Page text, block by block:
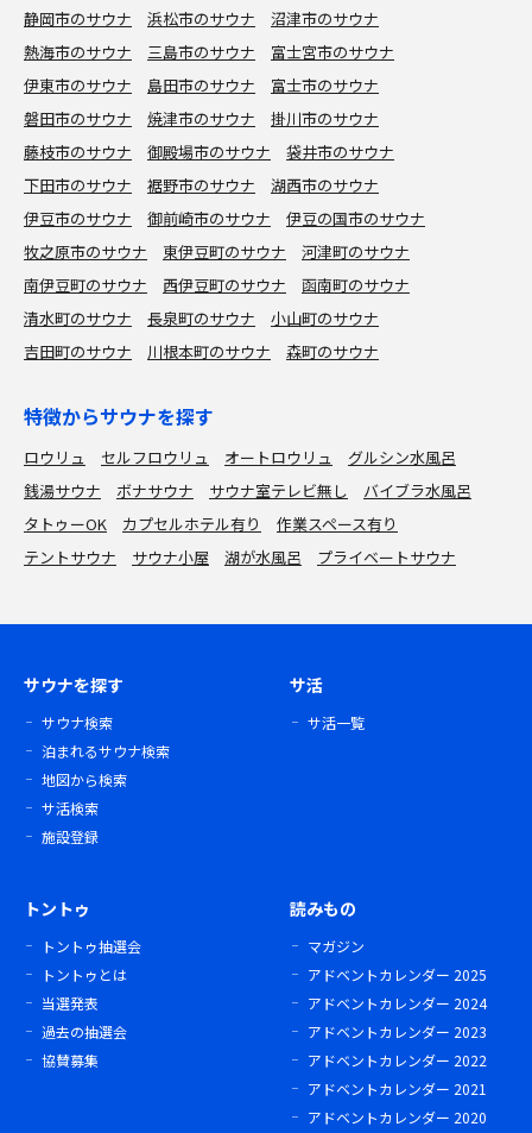
静岡市のサウナ 浜松市のサウナ
沼津市のサウナ
熱海市のサウナ
三島市のサウナ
富士宮市のサウナ
伊東市のサウナ
島田市のサウナ
富士市のサウナ
磐田市のサウナ
焼津市のサウナ
掛川市のサウナ
藤枝市のサウナ
御殿場市のサウナ
袋井市のサウナ
下田市のサウナ
裾野市のサウナ
湖西市のサウナ
伊豆市のサウナ
御前崎市のサウナ
伊豆の国市のサウナ
牧之原市のサウナ
東伊豆町のサウナ
河津町のサウナ
南伊豆町のサウナ
西伊豆町のサウナ
函南町のサウナ
清水町のサウナ
長泉町のサウナ
小山町のサウナ
吉田町のサウナ
川根本町のサウナ 森町のサウナ
特徴からサウナを探す
ロウリュ セルフロウリュ オートロウリュ
グルシン水風呂
銭湯サウナ
ボナサウナ サウナ室テレビ無し
バイブラ水風呂
タトゥーOK
カプセルホテル有り
作業スペース有り
テントサウナ
サウナ小屋 湖が水風呂 プライベートサウナ
サウナを探す
サウナ検索
泊まれるサウナ検索
地図から検索
サ活検索
施設登録
サ活
サ活一覧
トントゥ
トントゥ抽選会
トントゥとは
当選発表
過去の抽選会
協賛募集
読みもの
マガジン
アドベントカレンダー 2025
アドベントカレンダー 2024
アドベントカレンダー 2023
アドベントカレンダー 2022
アドベントカレンダー 2021
アドベントカレンダー 2020